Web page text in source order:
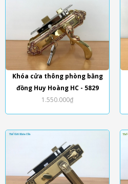
Khóa cửa thông phòng bằng
đồng Huy Hoàng HC - 5829
1.550.000₫